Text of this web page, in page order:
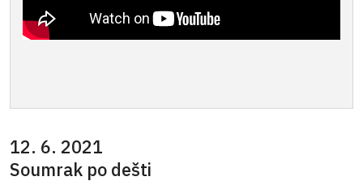
12. 6. 2021
Soumrak po dešti